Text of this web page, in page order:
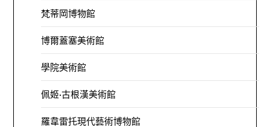
梵蒂岡博物館
博爾蓋塞美術館
學院美術館
佩姬·古根漢美術館
羅韋雷托現代藝術博物館